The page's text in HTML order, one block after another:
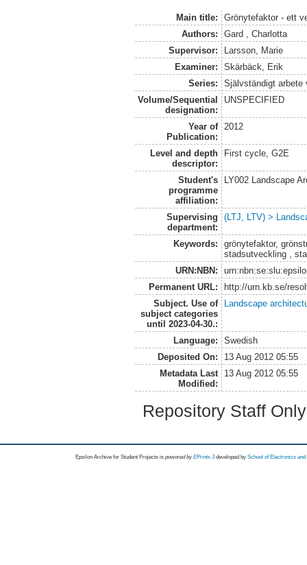
Main title:
Grönytefaktor - ett
Authors:
Gard , Charlotta
Supervisor:
Larsson, Marie
Examiner:
Skärbäck, Erik
Series:
Självständigt arbete
Volume/Sequential
designation:
UNSPECIFIED
Year of
Publication:
2012
Level and depth
descriptor:
First cycle, G2E
Student's
programme
affiliation:
LY002 Landscape
Supervising
department:
(LTJ, LTV) >
Keywords:
grönytefaktor,
stadsutveckling ,
URN:NBN:
Permanent URL:
http://urn.kb.se/
Subject. Use of
subject categories
until 2023-04-30.:
Landscape
Language:
Swedish
Deposited On:
13 Aug 2012 05:55
Metadata Last
Modified:
13 Aug 2012 05:55
Repository Staff
Epsilon Archive for Student Projects is powored byEPrints 3 developed by School of Electronics